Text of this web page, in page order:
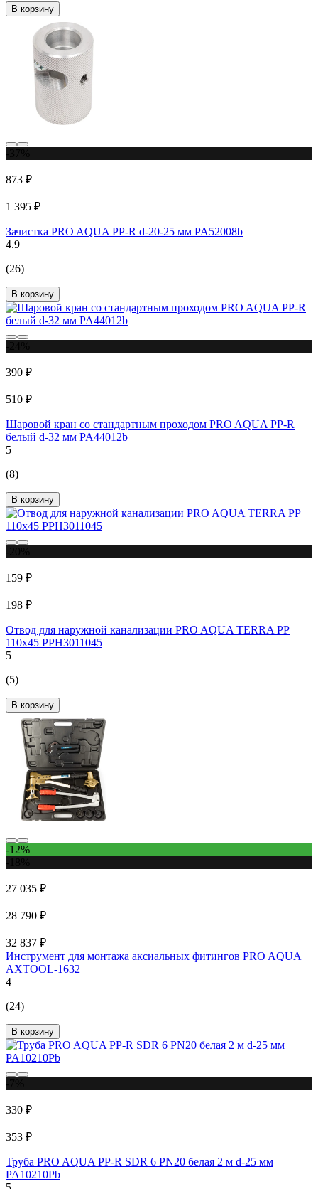
В корзину
873 ₽
1 395 ₽
Зачистка PRO AQUA PP-R d-20-25 мм PA52008b
4.9
(26)
В корзину
390 ₽
510 ₽
Шаровой кран со стандартным проходом PRO AQUA PP-R
белый d-32 мм PA44012b
5
(8)
В корзину
159 ₽
198 ₽
Отвод для наружной канализации PRO AQUA TERRA PP
110x45 PPH3011045
5
(5)
В корзину
-12%
27 035 ₽
28 790 ₽
32 837 ₽
Инструмент для монтажа аксиальных фитингов PRO AQUA
AXTOOL-1632
4
(24)
В корзину
330 ₽
353 ₽
Труба PRO AQUA PP-R SDR 6 PN20 белая 2 м d-25 мм
PA10210Pb